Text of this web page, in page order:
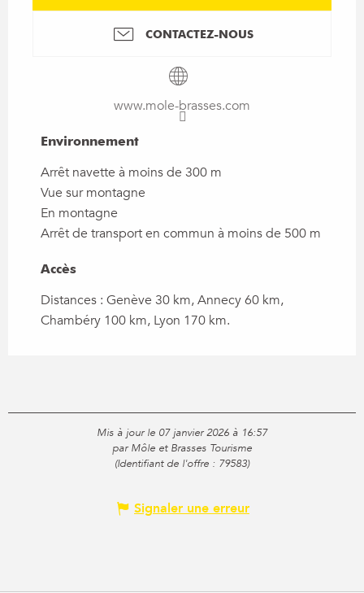
CONTACTEZ-NOUS
www.mole-brasses.com
Environnement
Environnement
Arrêt navette à moins de 300 m
Vue sur montagne
En montagne
Arrêt de transport en commun à moins de 500 m
Accès
Accès
Distances : Genève 30 km, Annecy 60 km,
Chambéry 100 km, Lyon 170 km.
Mis à jour le 07 janvier 2026 à 16:57
par Môle et Brasses Tourisme
(Identifiant de l'offre : 79583)
Signaler une erreur